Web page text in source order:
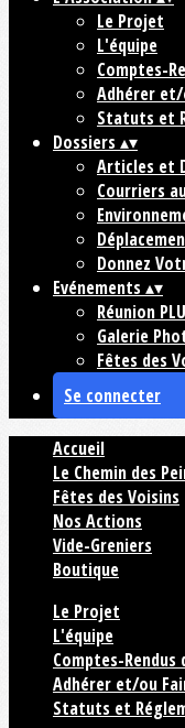
Le Projet
L'équipe
Comptes-
Adhérer et/
Statuts et
Dossiers ▴▾
Articles et
Courriers
Donnez
Evénements ▴▾
Réunion
Galerie
Fêtes des
Se connecter
Accueil
Le Chemin des
Fêtes des Voisins
Nos Actions
Vide-Greniers
Boutique
Le Projet
L'équipe
Comptes-Rendus
Adhérer et/ou
Statuts et